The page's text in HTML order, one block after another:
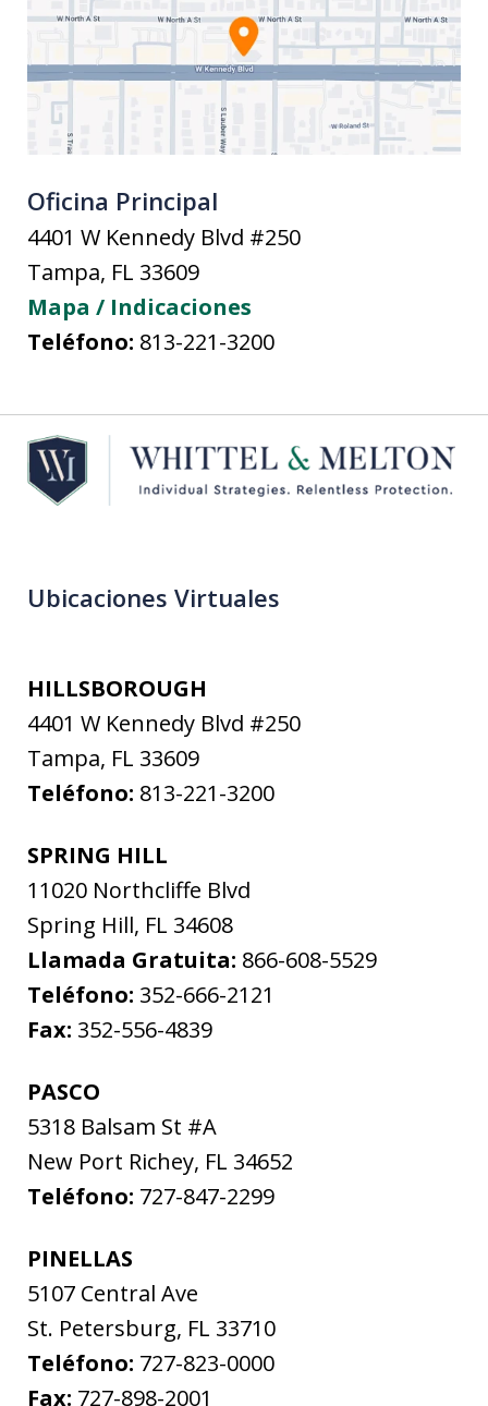
Oficina Principal
4401 W Kennedy Blvd #250
Tampa, FL 33609
Mapa / Indicaciones
Teléfono: 813-221-3200
Ubicaciones Virtuales
HILLSBOROUGH
4401 W Kennedy Blvd #250
Tampa, FL 33609
Teléfono: 813-221-3200
SPRING HILL
11020 Northcliffe Blvd
Spring Hill, FL 34608
Llamada Gratuita: 866-608-5529
Teléfono: 352-666-2121
Fax: 352-556-4839
PASCO
5318 Balsam St #A
New Port Richey, FL 34652
Teléfono: 727-847-2299
PINELLAS
5107 Central Ave
St. Petersburg, FL 33710
Teléfono: 727-823-0000
Fax: 727-898-2001